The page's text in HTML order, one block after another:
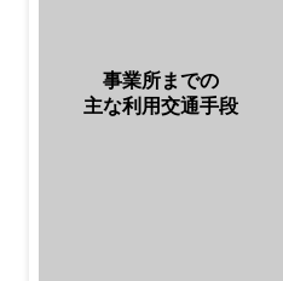
事業所までの
主な利用交通手段